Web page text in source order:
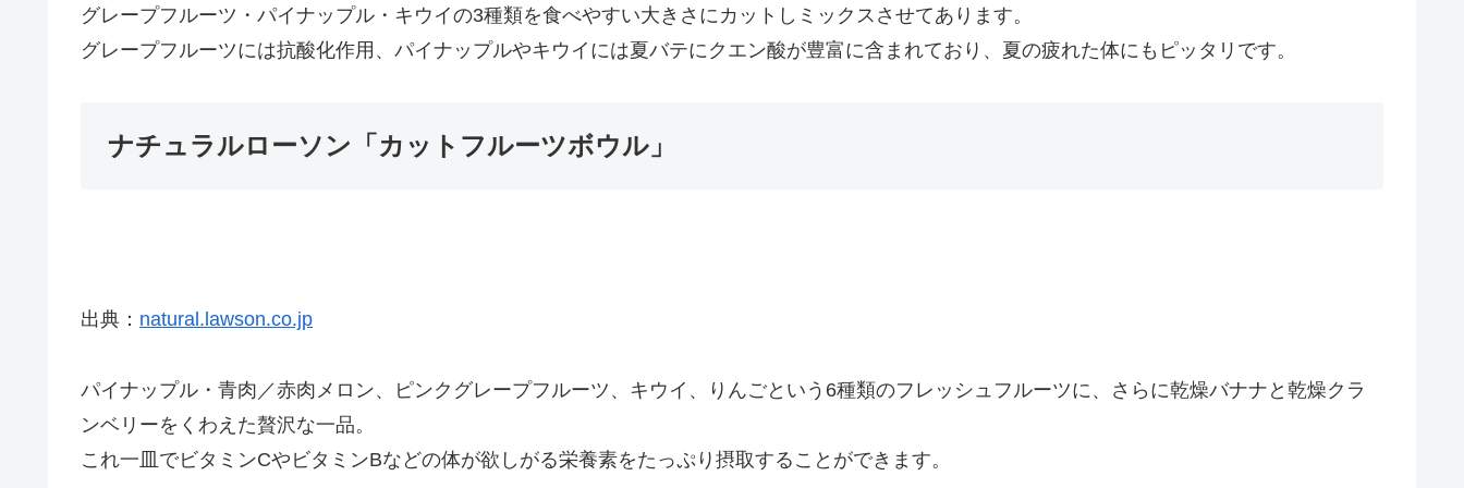
グレープフルーツ・パイナップル・キウイの3種類を食べやすい大きさにカットしミックスさせてあります。
グレープフルーツには抗酸化作用、パイナップルやキウイには夏バテにクエン酸が豊富に含まれており、夏の疲れた体にもピッタリです。
ナチュラルローソン「カットフルーツボウル」
出典： natural.lawson.co.jp
パイナップル・青肉／赤肉メロン、ピンクグレープフルーツ、キウイ、りんごという6種類のフレッシュフルーツに、さらに乾燥バナナと乾燥クラ
ンベリーをくわえた贅沢な一品。
これ一皿でビタミンCやビタミンBなどの体が欲しがる栄養素をたっぷり摂取することができます。